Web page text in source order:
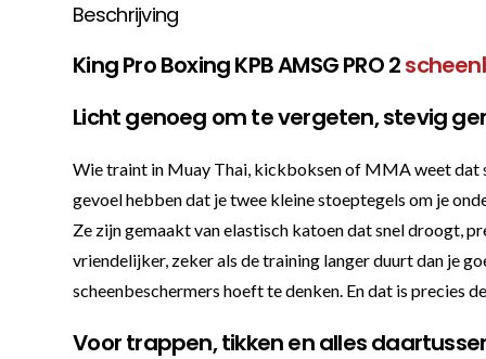
Beschrijving
King Pro Boxing KPB AMSG PRO 2
Licht genoeg om te vergeten, stevig
Wie traint in Muay Thai, kickboksen of MMA weet dat
gevoel hebben dat je twee kleine stoeptegels om je
Ze zijn gemaakt van elastisch katoen dat snel droogt,
vriendelijker, zeker als de training langer duurt dan je
scheenbeschermers hoeft te denken. En dat is precies
Voor trappen, tikken en alles